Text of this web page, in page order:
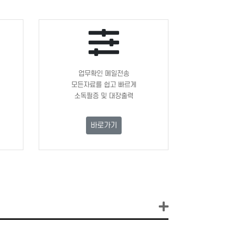
업무확인 메일전송
모든자료를 쉽고 빠르게
소독필증 및 대장출력
바로가기